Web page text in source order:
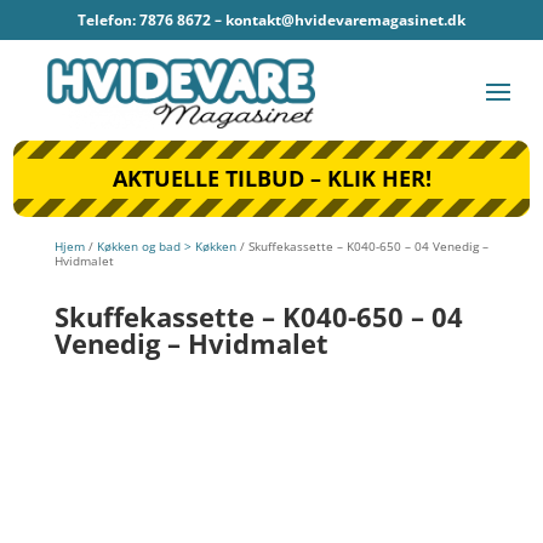
Telefon: 7876 8672 – kontakt@hvidevaremagasinet.dk
AKTUELLE TILBUD – KLIK HER!
Hjem/ Køkken og bad > Køkken/ Skuffekassette – K040-650 – 04 Venedig –
Hvidmalet
Skuffekassette – K040-650 – 04
Venedig – Hvidmalet